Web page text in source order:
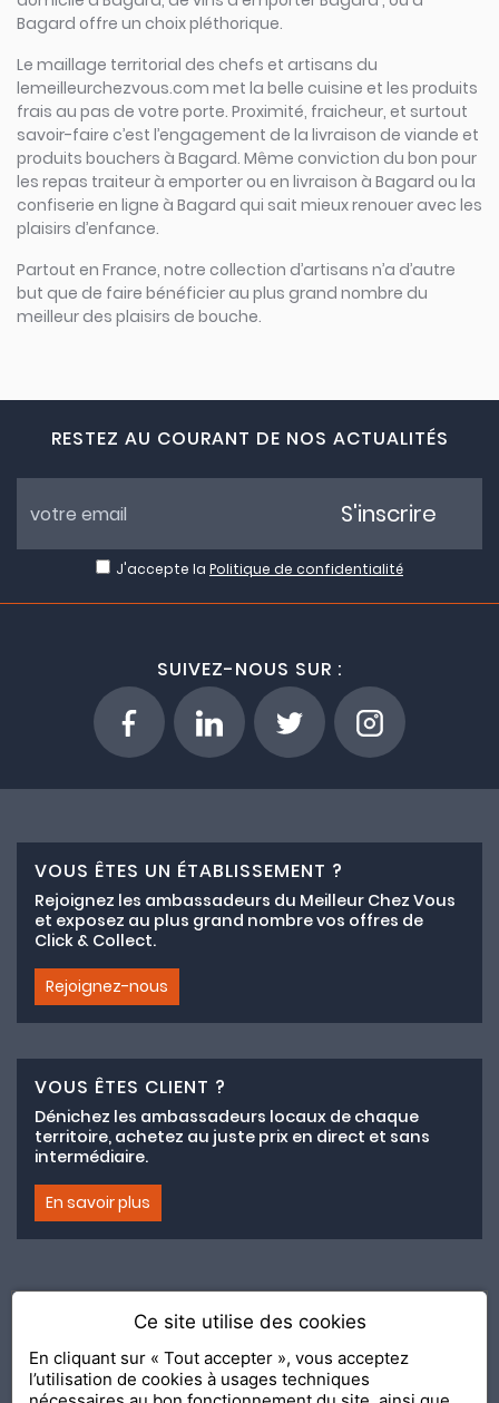
Bagard offre un choix pléthorique.
Le maillage territorial des chefs et artisans du
lemeilleurchezvous.com met la belle cuisine et les produits
frais au pas de votre porte. Proximité, fraicheur, et surtout
savoir-faire c’est l’engagement de la livraison de viande et
produits bouchers à Bagard. Même conviction du bon pour
les repas traiteur à emporter ou en livraison à Bagard ou la
confiserie en ligne à Bagard qui sait mieux renouer avec les
plaisirs d’enfance.
Partout en France, notre collection d’artisans n’a d’autre
but que de faire bénéficier au plus grand nombre du
meilleur des plaisirs de bouche.
RESTEZ AU COURANT DE NOS ACTUALITÉS
J'accepte la Politique de confidentialité
S'inscrire
SUIVEZ-NOUS SUR :
VOUS ÊTES UN ÉTABLISSEMENT ?
Rejoignez les ambassadeurs du Meilleur Chez Vous
et exposez au plus grand nombre vos offres de
Click & Collect.
Rejoignez-nous
VOUS ÊTES CLIENT ?
Dénichez les ambassadeurs locaux de chaque
territoire, achetez au juste prix en direct et sans
intermédiaire.
En savoir plus
Adhésion au collectif lemeilleurchezvous.com
Nous contacter Nos Ambassadeurs Présentation
Ce site utilise des cookies
En cliquant sur « Tout accepter », vous acceptez
l’utilisation de cookies à usages techniques